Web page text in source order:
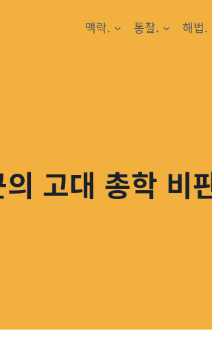
맥락. 통찰. 해법.
고대 총학 비